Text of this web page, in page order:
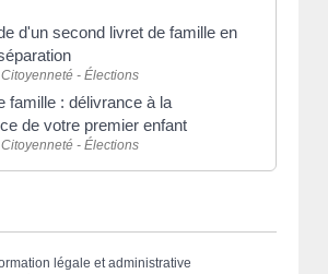
d'un second livret de famille en
- Élections
famille : délivrance à la
de votre premier enfant
- Élections
légale et administrative